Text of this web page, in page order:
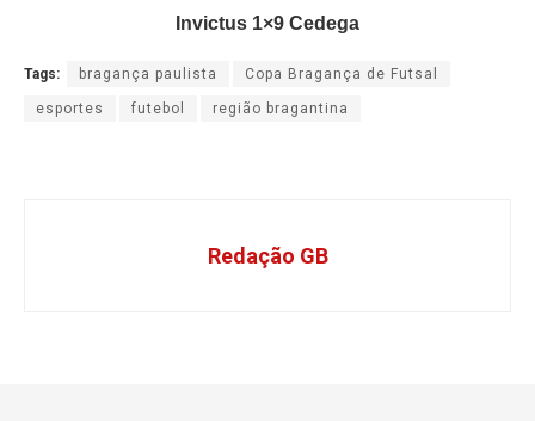
Invictus 1×9 Cedega
Tags: bragança paulista Copa Bragança de Futsal
esportes futebol região bragantina
Redação GB